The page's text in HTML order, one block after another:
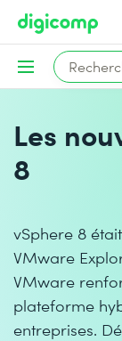
Les
8
vSphere 8
VMware
VMware
plateforme
entreprises.